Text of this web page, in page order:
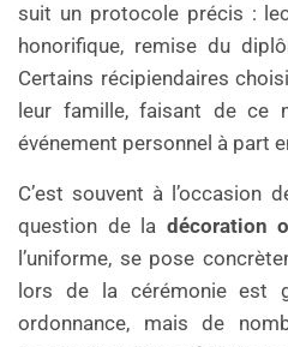
suit un protocole précis :
honorifique, remise du
Certains récipiendaires
leur famille, faisant de ce
événement personnel à part
C’est souvent à l’occasion
question de la décoration
l’uniforme, se pose
lors de la cérémonie est
ordonnance, mais de